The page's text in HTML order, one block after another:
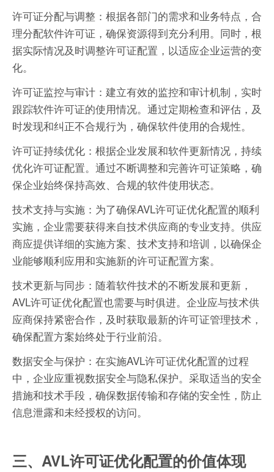
许可证分配与调整：根据各部门的需求和业务特点，合
理分配软件许可证，确保资源得到充分利用。同时，根
据实际情况及时调整许可证配置，以适应企业运营的变
化。
许可证监控与审计：建立有效的监控和审计机制，实时
跟踪软件许可证的使用情况。通过定期检查和评估，及
时发现和纠正不合规行为，确保软件使用的合规性。
许可证持续优化：根据企业发展和软件更新情况，持续
优化许可证配置。通过不断调整和完善许可证策略，确
保企业始终保持高效、合规的软件使用状态。
技术支持与实施：为了确保AVL许可证优化配置的顺利
实施，企业需要获得来自技术供应商的专业支持。供应
商应提供详细的实施方案、技术支持和培训，以确保企
业能够顺利应用和实施新的许可证配置方案。
技术更新与同步：随着软件技术的不断发展和更新，
AVL许可证优化配置也需要与时俱进。企业应与技术供
应商保持紧密合作，及时获取最新的许可证管理技术，
确保配置方案始终处于行业前沿。
数据安全与保护：在实施AVL许可证优化配置的过程
中，企业应重视数据安全与隐私保护。采取适当的安全
措施和技术手段，确保数据传输和存储的安全性，防止
信息泄露和未经授权的访问。
三、AVL许可证优化配置的价值体现